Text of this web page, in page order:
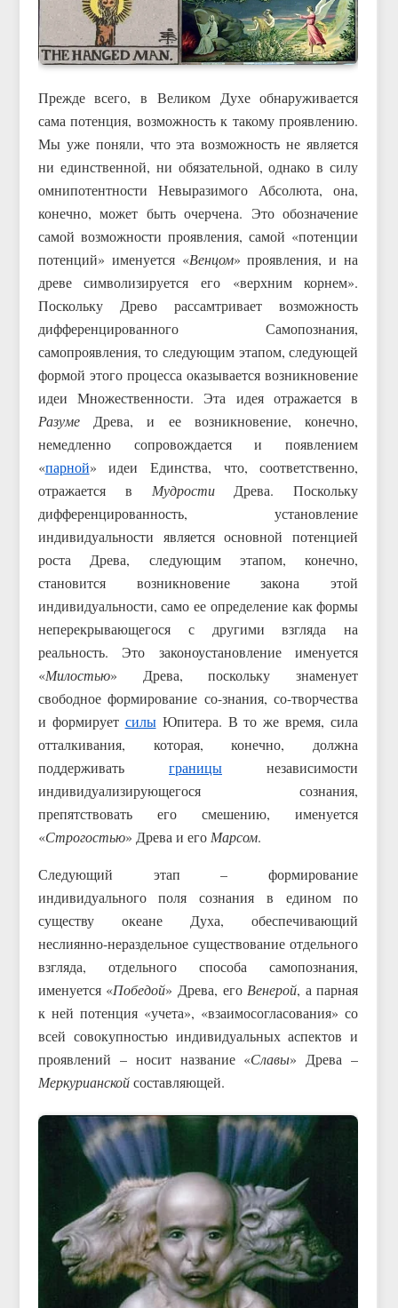
Прежде всего, в Великом Духе обнаруживается
сама потенция, возможность к такому проявлению.
Мы уже поняли, что эта возможность не является
ни единственной, ни обязательной, однако в силу
омнипотентности Невыразимого Абсолюта, она,
конечно, может быть очерчена. Это обозначение
самой возможности проявления, самой «потенции
потенций» именуется «Венцом» проявления, и на
древе символизируется его «верхним корнем».
Поскольку Древо рассамтривает возможность
дифференцированного Самопознания,
самопроявления, то следующим этапом, следующей
формой этого процесса оказывается возникновение
идеи Множественности. Эта идея отражается в
РазумеДрева, и ее возникновение, конечно,
немедленно сопровождается и появлением
«парной» идеи Единства, что, соответственно,
отражается в МудростиДрева. Поскольку
дифференцированность, установление
индивидуальности является основной потенцией
роста Древа, следующим этапом, конечно,
становится возникновение закона этой
индивидуальности, само ее определение как формы
неперекрывающегося с другими взгляда на
реальность. Это законоустановление именуется
«Милостью» Древа, поскольку знаменует
свободное формирование со-знания, со-творчества
и формирует силыЮпитера. В то же время, сила
отталкивания, которая, конечно, должна
поддерживать границы независимости
индивидуализирующегося сознания,
препятствовать его смешению, именуется
«Строгостью» Древа и его Марсом.
Следующий этап – формирование
индивидуального поля сознания в едином по
существу океане Духа, обеспечивающий
неслиянно-нераздельное существование отдельного
взгляда, отдельного способа самопознания,
именуется «Победой» Древа, его Венерой, а парная
к ней потенция «учета», «взаимосогласования» со
всей совокупностью индивидуальных аспектов и
проявлений – носит название «Славы» Древа –
Меркурианскойсоставляющей.